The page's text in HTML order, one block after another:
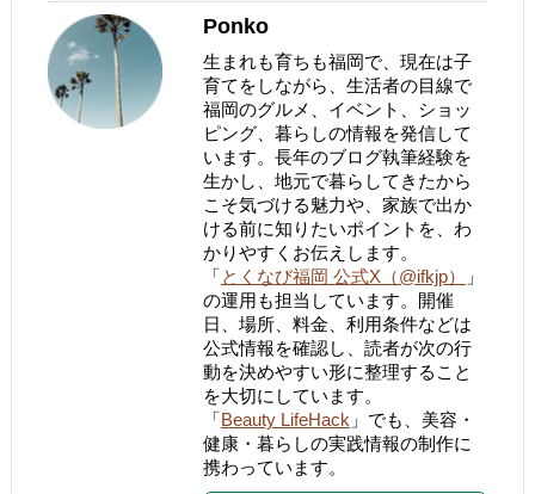
Ponko
生まれも育ちも福岡で、現在は子
育てをしながら、生活者の目線で
福岡のグルメ、イベント、ショッ
ピング、暮らしの情報を発信して
います。長年のブログ執筆経験を
生かし、地元で暮らしてきたから
こそ気づける魅力や、家族で出か
ける前に知りたいポイントを、わ
かりやすくお伝えします。
「とくなび福岡 公式X（@ifkjp）
」
の運用も担当しています。開催
日、場所、料金、利用条件などは
公式情報を確認し、読者が次の行
動を決めやすい形に整理すること
を大切にしています。
「Beauty LifeHack 」でも、美容・
健康・暮らしの実践情報の制作に
携わっています。